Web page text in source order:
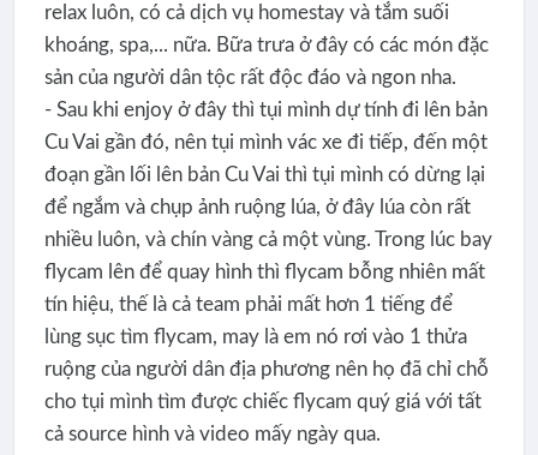
relax luôn, có cả dịch vụ homestay và tắm suối
khoáng, spa,... nữa. Bữa trưa ở đây có các món đặc
sản của người dân tộc rất độc đáo và ngon nha.
- Sau khi enjoy ở đây thì tụi mình dự tính đi lên bản
Cu Vai gần đó, nên tụi mình vác xe đi tiếp, đến một
đoạn gần lối lên bản Cu Vai thì tụi mình có dừng lại
để ngắm và chụp ảnh ruộng lúa, ở đây lúa còn rất
nhiều luôn, và chín vàng cả một vùng. Trong lúc bay
flycam lên để quay hình thì flycam bỗng nhiên mất
tín hiệu, thế là cả team phải mất hơn 1 tiếng để
lùng sục tìm flycam, may là em nó rơi vào 1 thửa
ruộng của người dân địa phương nên họ đã chỉ chỗ
cho tụi mình tìm được chiếc flycam quý giá với tất
cả source hình và video mấy ngày qua.